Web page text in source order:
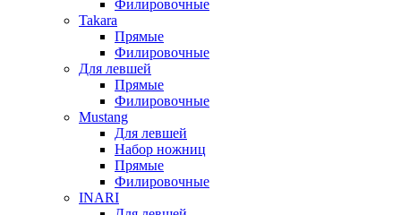
Филировочные
Takara
Прямые
Филировочные
Для левшей
Прямые
Филировочные
Mustang
Для левшей
Набор ножниц
Прямые
Филировочные
INARI